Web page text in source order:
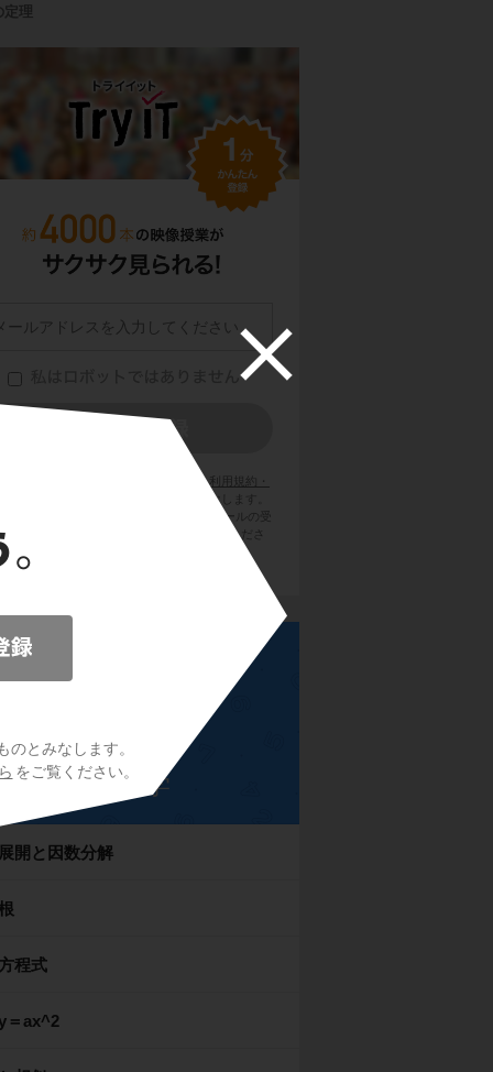
のとみなします。
をご覧ください。
定理
登録をクリックまたはタップすると、
利用規約・
に同意したものとみなします。
用のメールサービスで @try-it.jp からのメールの受
許可して下さい。詳しくは
をご覧くださ
中3数学
開と因数分解
程式
＝ax^2